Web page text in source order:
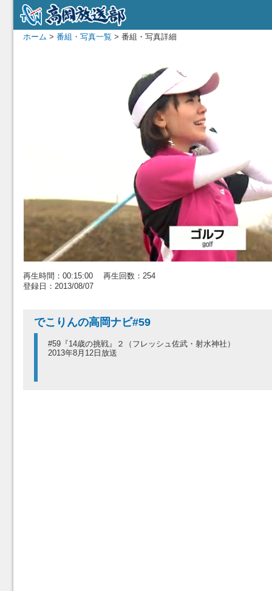
ホーム > 番組・写真一覧 > 番組・写真詳細
再生時間：00:15:00 再生回数：254
登録日：2013/08/07
でこりんの高岡ナビ#59
#59『14歳の挑戦』２（フレッシュ佐武・射水神社）
2013年8月12日放送